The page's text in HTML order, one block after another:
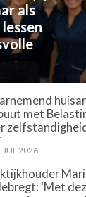
als
met
JUL 2026
‘Met